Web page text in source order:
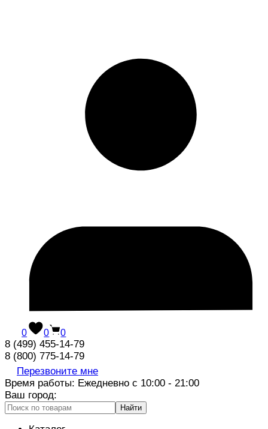
0 0 0
8 (499) 455-14-79
8 (800) 775-14-79
Перезвоните мне
Время работы: Ежедневно с 10:00 - 21:00
Ваш город:
Найти